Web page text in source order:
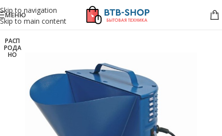
Skip to navigation
Skip to main content
МЕНЮ
РАСП
РОДА
НО